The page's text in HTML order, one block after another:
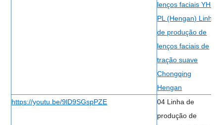
lenços faciais YH-
PL (Hengan) Linha
de produção de
lenços faciais de
tração suave
Chongqing
Hengan
https://youtu.be/9lD9SGspPZE
04 Linha de
produção de